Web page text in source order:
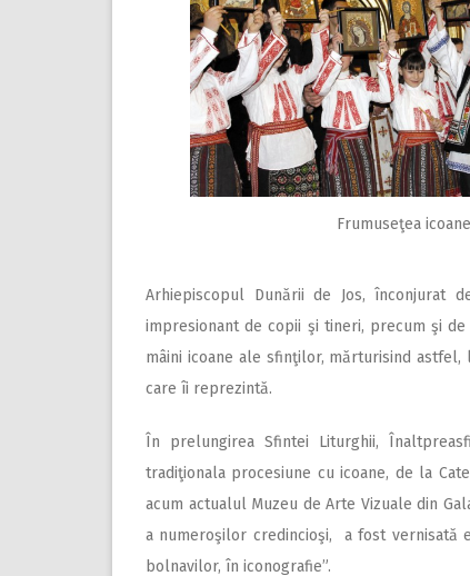
Frumuseţea
Arhiepiscopul Dunării de Jos, înconjurat
impresionant de copii şi tineri, precum şi
mâini icoane ale sfinţilor, mărturisind
care îi reprezintă.
În prelungirea Sfintei Liturghii,
tradiţionala procesiune cu icoane, de la
acum actualul Muzeu de Arte Vizuale din
a numeroşilor credincioşi, a fost vernisată
bolnavilor, în iconografie”.